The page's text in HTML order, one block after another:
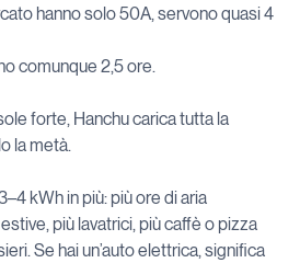
hanno solo 50A, servono quasi 4
comunque 2,5 ore.
forte, Hanchu carica tutta la
la metà.
kWh in più: più ore di aria
più lavatrici, più caffè o pizza
Se hai un’auto elettrica, significa